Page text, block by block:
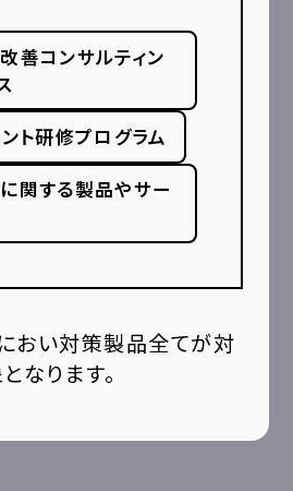
善コンサルティン
ト研修プログラム
関する製品やサー
おい対策製品全てが対
なります。